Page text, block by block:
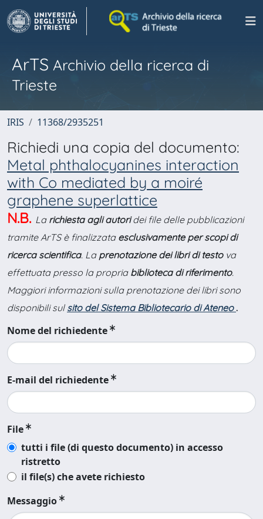
ArTS Archivio della ricerca di
Trieste
IRIS 11368/2935251
Richiedi una copia del documento:
Metal phthalocyanines interaction
with Co mediated by a moiré
graphene superlattice
N.B. La richiesta agli autoridei file delle pubblicazioni
tramite ArTS è finalizzata esclusivamente per scopi di
ricerca scientifica. La prenotazione dei libri di testova
effettuata presso la propria biblioteca di riferimento.
Maggiori informazioni sulla prenotazione dei libri sono
disponibili sul sito del Sistema Bibliotecario di Ateneo .
Nome del richiedente
E-mail del richiedente
File
tutti i file (di questo documento) in accesso
ristretto
il file(s) che avete richiesto
Messaggio